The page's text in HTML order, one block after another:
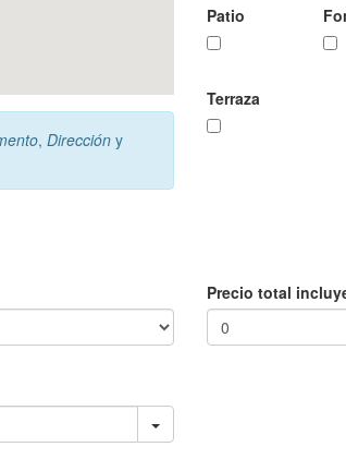
, Dirección y
Patio
Terraza
Precio total